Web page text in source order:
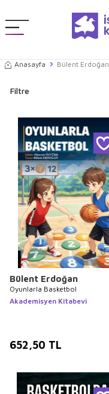
Anasayfa Bülent Erdoğan
Filtre
Bülent Erdoğan
Oyunlarla Basketbol
Akademisyen Kitabevi
652,50 TL